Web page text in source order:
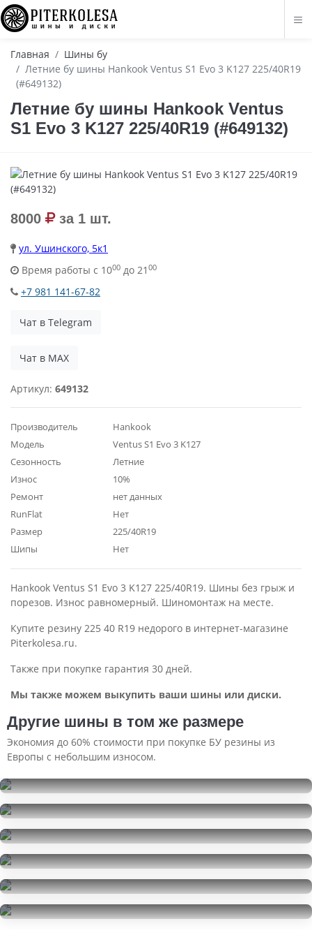
Главная
Шины бу
Летние бу шины Hankook Ventus S1 Evo 3 K127 225/40R19
(#649132)
Летние бу шины Hankook Ventus
S1 Evo 3 K127 225/40R19 (#649132)
8000 за 1 шт.
ул. Ушинского, 5к1
Время работы с 1000 до 21 00
+7 981 141-67-82
Чат в Telegram
Чат в MAX
Артикул: 649132
Производитель
Hankook
Модель
Ventus S1 Evo 3 K127
Сезонность
Летние
Износ
10%
Ремонт
нет данных
RunFlat
Нет
Размер
225/40R19
Шипы
Нет
Hankook Ventus S1 Evo 3 K127 225/40R19. Шины без грыж и
порезов. Износ равномерный. Шиномонтаж на месте.
Купите резину 225 40 R19 недорого в интернет-магазине
Piterkolesa.ru.
Также при покупке гарантия 30 дней.
Мы также можем выкупить ваши шины или диски.
Другие шины в том же размере
Экономия до 60% стоимости при покупке БУ резины из
Европы с небольшим износом.
225/40R19
12000
за 2 шт.
225/40R19
8000
за 1 шт.
225/40R19
105000
за 4 шт.
225/40R19
9500
за 2 шт.
225/40R19